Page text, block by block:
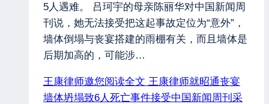
5人遇难。 吕珂宇的母亲陈丽华对中国新闻周
刊说，她无法接受把这起事故定位为“意外”，
墙体倒塌与丧宴搭建的雨棚有关，而且墙体是
后期加高的，可能涉…
王康律师邀您阅读全文 王康律师就昭通丧宴
墙体坍塌致6人死亡事件接受中国新闻周刊采